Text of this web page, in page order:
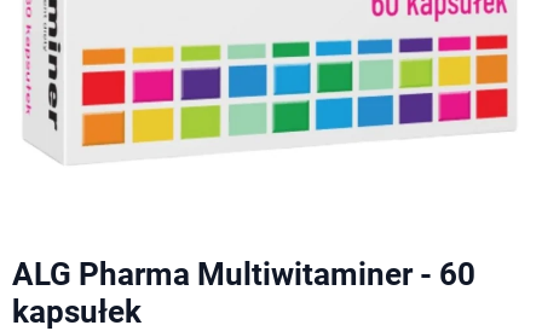
ALG Pharma Multiwitaminer - 60
kapsułek